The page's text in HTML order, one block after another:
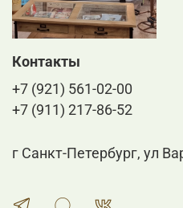
Контакты
+7 (921) 561-02-00
+7 (911) 217-86-52
г Санкт-Петербург, ул